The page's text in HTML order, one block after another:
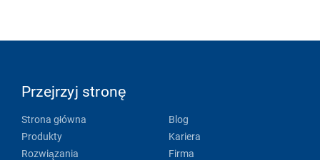
Przejrzyj stronę
Strona główna
Produkty
Rozwiązania
Blog
Kariera
Firma